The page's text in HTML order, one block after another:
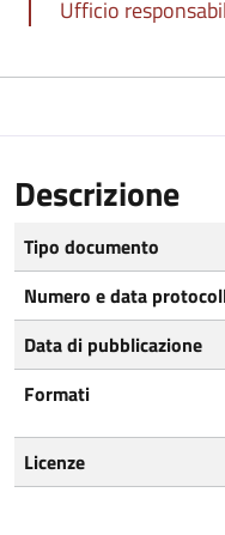
Ufficio
Descrizione
Tipo documento
Numero e data
Data di pubblicazione
Formati
Licenze